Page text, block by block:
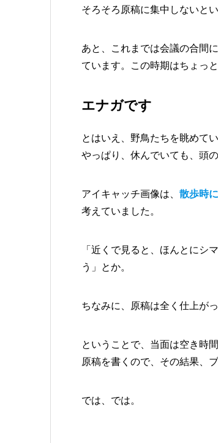
そろそろ原稿に集中しないと
あと、これまでは会議の合間
ています。この時期はちょっ
エナガです
とはいえ、野鳥たちを眺めて
やっぱり、休んでいても、頭
アイキャッチ画像は、 散歩時
考えていました。
「近くで見ると、ほんとにシ
う」とか。
ちなみに、原稿は全く仕上が
ということで、当面は空き時
原稿を書くので、その結果、
では、では。